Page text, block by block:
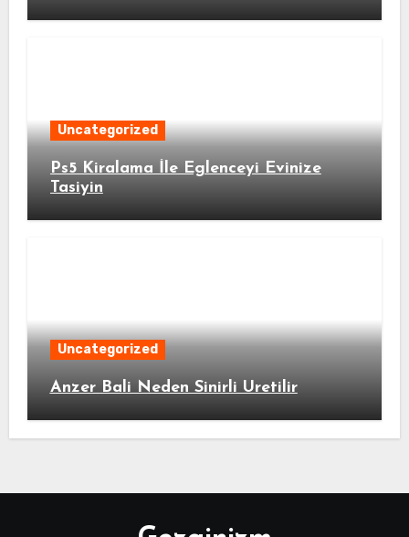
Uncategorized
Ps5 Kiralama İle Eglenceyi Evinize
Tasiyin
Uncategorized
Anzer Bali Neden Sinirli Uretilir